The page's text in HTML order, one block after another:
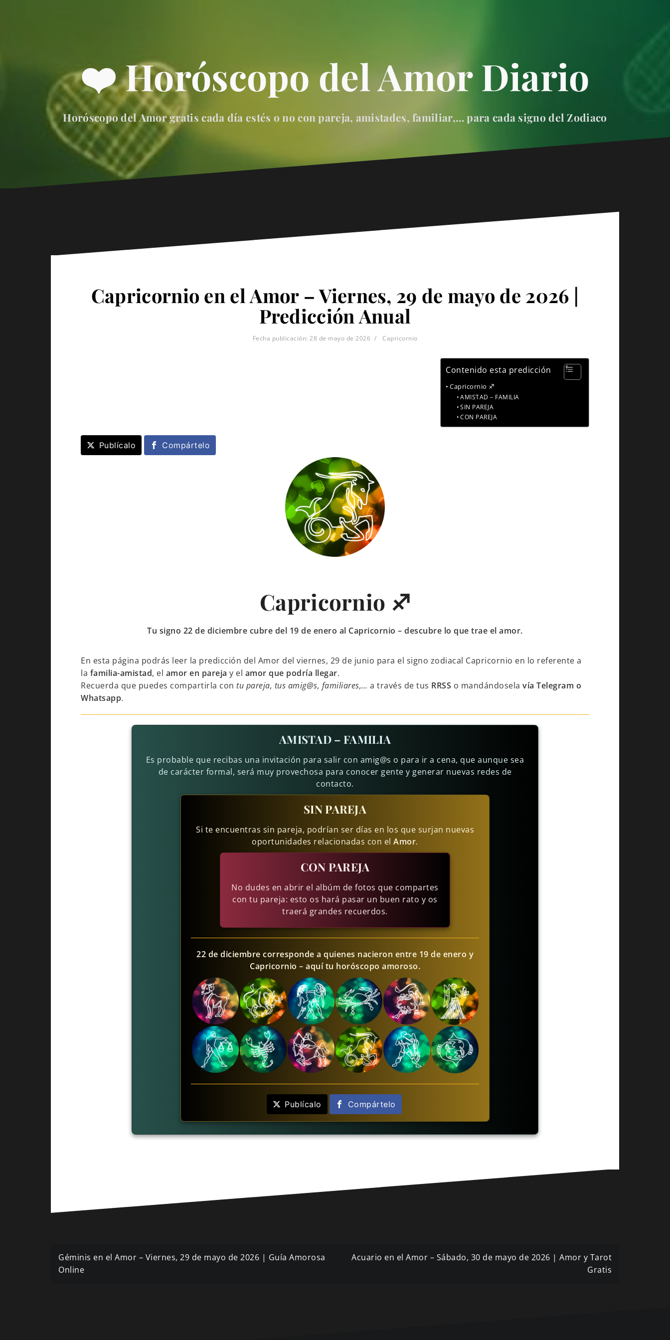
❤️ Horóscopo del Amor Diario
Horóscopo del Amor gratis cada día estés o no con pareja, amistades, familiar,… para cada signo del Zodiaco
Capricornio en el Amor – Viernes, 29 de mayo de 2026 |
Predicción Anual
Fecha publicación: 28 de mayo de 2026 Capricornio
Contenido esta predicción
Capricornio ♐
AMISTAD – FAMILIA
SIN PAREJA
CON PAREJA
Publícalo Compártelo
Capricornio ♐
Tu signo 22 de diciembre cubre del 19 de enero al Capricornio – descubre lo que trae el amor.
En esta página podrás leer la predicción del Amor del viernes, 29 de junio para el signo zodiacal Capricornio en lo referente a
la familia-amistad, el amor en pareja y el amor que podría llegar.
Recuerda que puedes compartirla con tu pareja, tus amig@s, familiares,… a través de tus RRSS o mandándosela vía Telegram o
Whatsapp.
AMISTAD – FAMILIA
Es probable que recibas una invitación para salir con amig@s o para ir a cena, que aunque sea
de carácter formal, será muy provechosa para conocer gente y generar nuevas redes de
contacto.
SIN PAREJA
Si te encuentras sin pareja, podrían ser días en los que surjan nuevas
oportunidades relacionadas con elAmor.
CON PAREJA
No dudes en abrir el albúm de fotos que compartes
con tu pareja: esto os hará pasar un buen rato y os
traerá grandes recuerdos.
22 de diciembre corresponde a quienes nacieron entre 19 de enero y
Capricornio – aquí tu horóscopo amoroso.
Publícalo Compártelo
Navegación
de
Géminis en el Amor – Viernes, 29 de mayo de 2026 | Guía Amorosa
Online
Acuario en el Amor – Sábado, 30 de mayo de 2026 | Amor y Tarot
Gratis